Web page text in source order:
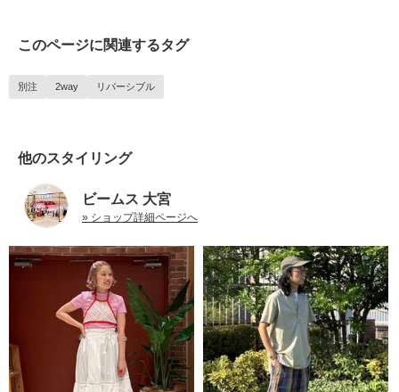
このページに関連するタグ
別注 2way リバーシブル
他のスタイリング
ビームス 大宮
» ショップ詳細ページへ